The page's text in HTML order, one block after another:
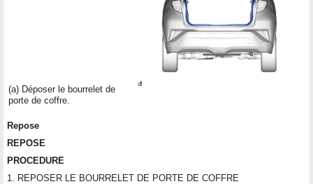
(a) Déposer le bourrelet de
porte de coffre.
Repose
REPOSE
PROCEDURE
1. REPOSER LE BOURRELET DE PORTE DE COFFRE